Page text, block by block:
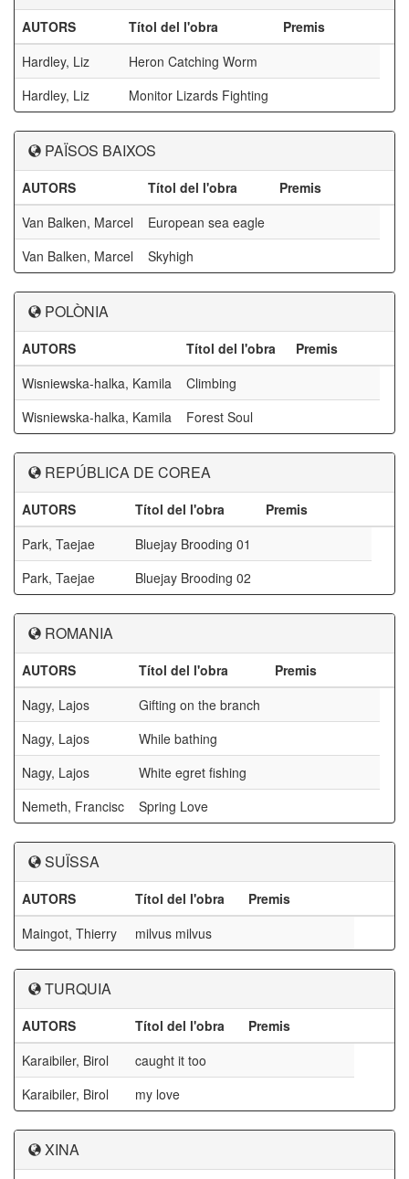
AUTORS Títol del l'obra
Premis
Hardley, Liz
Heron Catching Worm
Hardley, Liz
Monitor Lizards Fighting
PAÏSOS BAIXOS
AUTORS Títol del l'obra
Premis
Van Balken, Marcel
European sea eagle
Van Balken, Marcel
Skyhigh
POLÒNIA
AUTORS Títol del l'obra
Premis
Wisniewska-halka, Kamila
Climbing
Wisniewska-halka, Kamila
Forest Soul
REPÚBLICA DE COREA
AUTORS Títol del l'obra
Premis
Park, Taejae
Bluejay Brooding 01
Park, Taejae
Bluejay Brooding 02
ROMANIA
AUTORS Títol del l'obra
Premis
Nagy, Lajos
Gifting on the branch
Nagy, Lajos
While bathing
Nagy, Lajos
White egret fishing
Nemeth, Francisc
Spring Love
SUÏSSA
AUTORS Títol del l'obra
Premis
Maingot, Thierry
milvus milvus
TURQUIA
AUTORS Títol del l'obra
Premis
Karaibiler, Birol
caught it too
Karaibiler, Birol
my love
XINA